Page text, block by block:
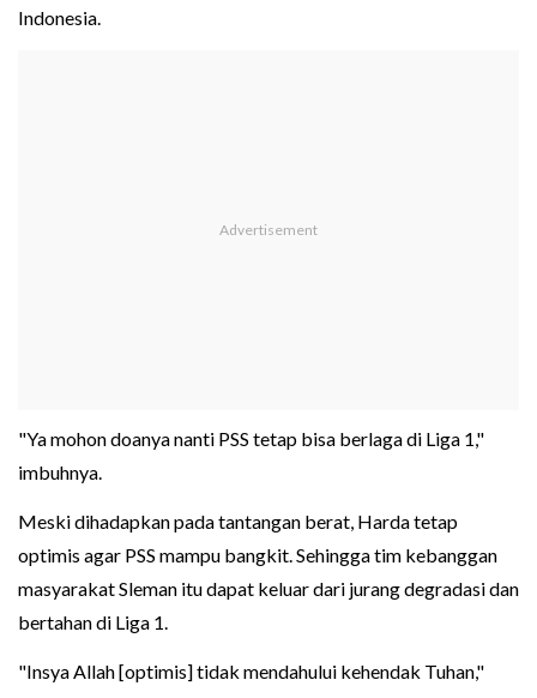
Indonesia.
"Ya mohon doanya nanti PSS tetap bisa berlaga di Liga 1,"
imbuhnya.
Meski dihadapkan pada tantangan berat, Harda tetap
optimis agar PSS mampu bangkit. Sehingga tim kebanggan
masyarakat Sleman itu dapat keluar dari jurang degradasi dan
bertahan di Liga 1.
"Insya Allah [optimis] tidak mendahului kehendak Tuhan,"